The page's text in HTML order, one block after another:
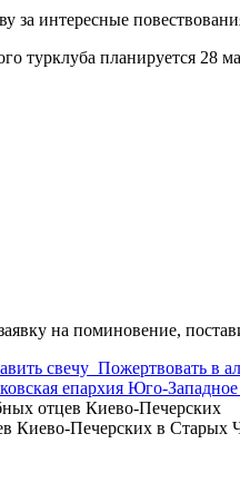
за интересные
турклуба планируется 28
на поминовение,
свечу Пожертвовать в
епархия Юго-Западное
отцев Киево-Печерских
Киево-Печерских в